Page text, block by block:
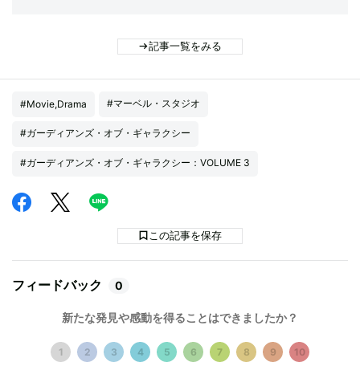
記事一覧をみる
#Movie,Drama #マーベル・スタジオ
#ガーディアンズ・オブ・ギャラクシー
#ガーディアンズ・オブ・ギャラクシー：VOLUME 3
この記事を保存
フィードバック 0
新たな発見や感動を得ることはできましたか？
1 2 3 4 5 6 7 8 9 10